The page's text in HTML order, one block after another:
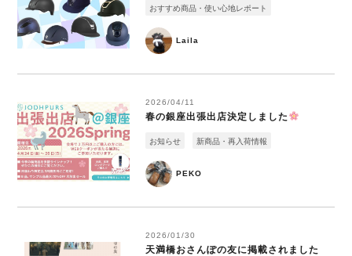
Laila
おすすめ商品・使い心地レポート
2026/04/11
春の銀座出張出店決定しました
PEKO
お知らせ 新商品・再入荷情報
2026/01/30
天満橋おさんぽの友に掲載されました